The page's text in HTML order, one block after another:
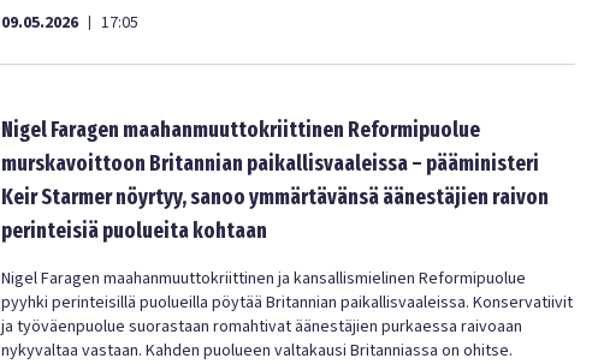
09.05.2026 | 17:05
Nigel Faragen maahanmuuttokriittinen Reformipuolue
murskavoittoon Britannian paikallisvaaleissa – pääministeri
Keir Starmer nöyrtyy, sanoo ymmärtävänsä äänestäjien raivon
perinteisiä puolueita kohtaan
Nigel Faragen maahanmuuttokriittinen ja kansallismielinen Reformipuolue
pyyhki perinteisillä puolueilla pöytää Britannian paikallisvaaleissa. Konservatiivit
ja työväenpuolue suorastaan romahtivat äänestäjien purkaessa raivoaan
nykyvaltaa vastaan. Kahden puolueen valtakausi Britanniassa on ohitse.